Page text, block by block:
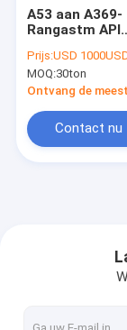
Nieuws
Gevallen
FLENSansi
FLENS JIS
FLENSgost
A53 aan A369-
Rangastm API
Seamless Pipe
voor Gas
Prijs:USD
MOQ:30ton
Contact nu